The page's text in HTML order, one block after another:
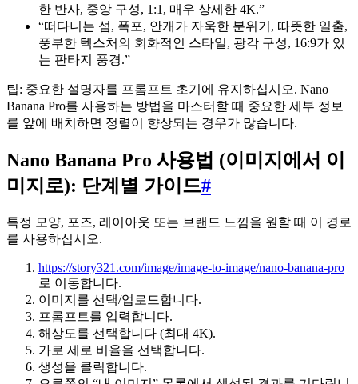
한 반사, 중앙 구성, 1:1, 매우 상세한 4K.”
“떠다니는 섬, 폭포, 안개가 자욱한 분위기, 따뜻한 일출,
풍부한 텍스처의 회화적인 스타일, 광각 구성, 16:9가 있
는 판타지 풍경.”
팁: 중요한 설명자를 프롬프트 초기에 유지하십시오. Nano
Banana Pro를 사용하는 방법을 마스터할 때 중요한 세부 정보
를 앞에 배치하면 정렬이 향상되는 경우가 많습니다.
Nano Banana Pro 사용법 (이미지에서 이
미지로): 단계별 가이드#
특정 모양, 포즈, 레이아웃 또는 브랜드 느낌을 원할 때 이 경로
를 사용하십시오.
https://story321.com/image/image-to-image/nano-banana-pro
로 이동합니다.
이미지를 선택/업로드합니다.
프롬프트를 입력합니다.
해상도를 선택합니다 (최대 4K).
가로 세로 비율을 선택합니다.
생성을 클릭합니다.